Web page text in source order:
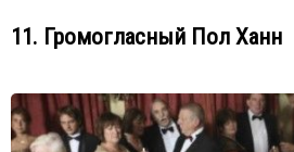
11. Громогласный Пол Ханн